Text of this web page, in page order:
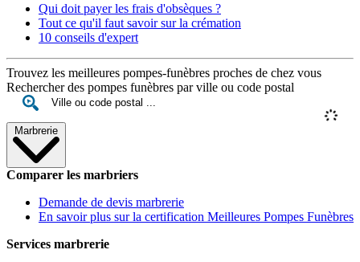
Qui doit payer les frais d'obsèques ?
Tout ce qu'il faut savoir sur la crémation
10 conseils d'expert
Trouvez les meilleures pompes-funèbres proches de chez vous
Rechercher des pompes funèbres par ville ou code postal
Marbrerie
Comparer les marbriers
Demande de devis marbrerie
En savoir plus sur la certification Meilleures Pompes Funèbres
Services marbrerie